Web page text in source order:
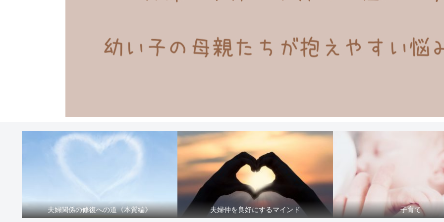
夫婦関係の修復への道《本質編》 夫婦仲を良好にするマインド 子育て